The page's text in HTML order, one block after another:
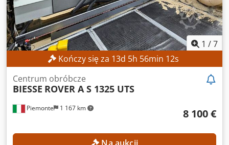
1 /7
Kończy się za 13d 5h 56min 10s
Piemonte 1 167 km
Centrum obróbcze
BIESSE ROVER A S 1325 UTS
8 100 €